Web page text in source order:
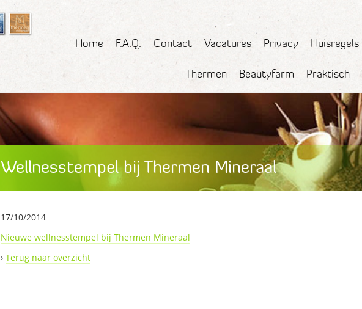
Home F.A.Q. Contact Vacatures Privacy Huisregels
Thermen Beautyfarm Praktisch
Wellnesstempel bij Thermen Mineraal
17/10/2014
Nieuwe wellnesstempel bij Thermen Mineraal
› Terug naar overzicht